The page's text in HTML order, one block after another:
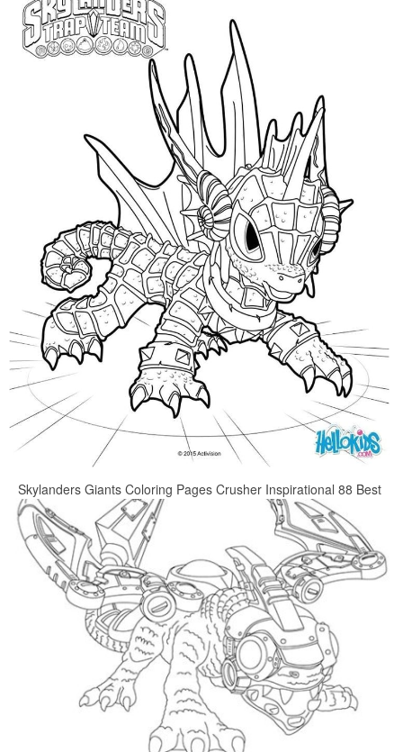
Skylanders Giants Coloring Pages Crusher Inspirational 88 Best